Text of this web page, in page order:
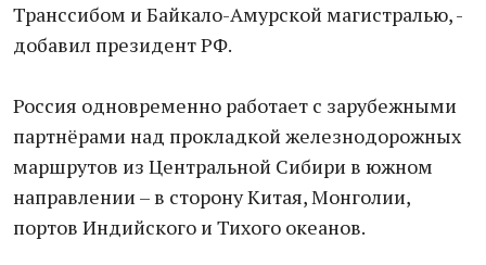
Транссибом и Байкало-Амурской магистралью, -
добавил президент РФ.
Россия одновременно работает с зарубежными
партнёрами над прокладкой железнодорожных
маршрутов из Центральной Сибири в южном
направлении – в сторону Китая, Монголии,
портов Индийского и Тихого океанов.